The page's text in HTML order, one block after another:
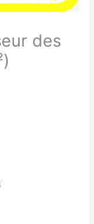
des